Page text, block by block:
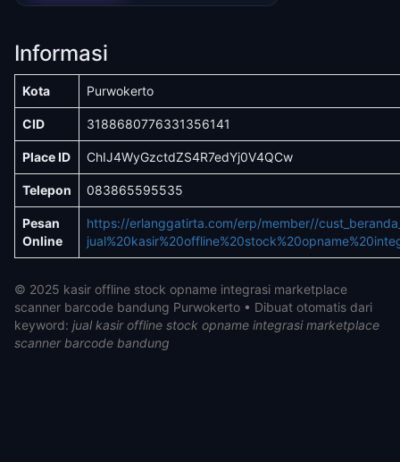
Informasi
Kota Purwokerto
CID 3188680776331356141
Place ID ChIJ4WyGzctdZS4R7edYj0V4QCw
Telepon 083865595535
Pesan
Online
https://erlanggatirta.com/erp/member//
© 2025 kasir offline stock opname integrasi marketplace
scanner barcode bandung Purwokerto • Dibuat otomatis dari
keyword: jual kasir offline stock opname integrasi marketplace
scanner barcode bandung